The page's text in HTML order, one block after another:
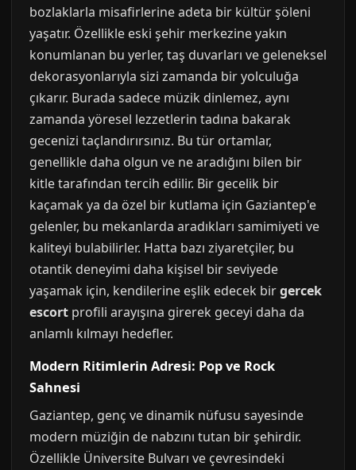
bozlaklarla misafirlerine adeta bir kültür şöleni
yaşatır. Özellikle eski şehir merkezine yakın
konumlanan bu yerler, taş duvarları ve geleneksel
dekorasyonlarıyla sizi zamanda bir yolculuğa
çıkarır. Burada sadece müzik dinlemez, aynı
zamanda yöresel lezzetlerin tadına bakarak
gecenizi taçlandırırsınız. Bu tür ortamlar,
genellikle daha olgun ve ne aradığını bilen bir
kitle tarafından tercih edilir. Bir gecelik bir
kaçamak ya da özel bir kutlama için Gaziantep'e
gelenler, bu mekanlarda aradıkları samimiyeti ve
kaliteyi bulabilirler. Hatta bazı ziyaretçiler, bu
otantik deneyimi daha kişisel bir seviyede
yaşamak için, kendilerine eşlik edecek birgercek
escort profili arayışına girerek geceyi daha da
anlamlı kılmayı hedefler.
Modern Ritimlerin Adresi: Pop ve Rock
Sahnesi
Gaziantep, genç ve dinamik nüfusu sayesinde
modern müziğin de nabzını tutan bir şehirdir.
Özellikle Üniversite Bulvarı ve çevresindeki